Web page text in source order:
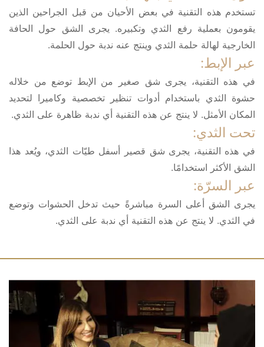
تستخدم هذه التقنية في بعض الأحيان من قبل الجراحين الذين
يقومون بعملية رفع الثدي وتكبيره. يجرى الشق حول الحافة
الخارجية لهالة حلمة الثدي وينتج عنه ندبة حول الحلمة.
عبر الإبط:
في هذه التقنية، يجرى شق صغير من الإبط توضع من خلاله
حشوة الثدي باستخدام أدوات تنظير تخصصية وكاميرا لتحديد
المكان الأمثل. لا ينتج عن هذه التقنية أي ندبة ظاهرة على الثدي.
تحت الثدي:
في هذه التقنية، يجرى شق قصير أسفل طيّات الثدي، ويُعد هذا
الشق الأكثر استخدامًا.
عبر السرّة:
يجرى الشق أعلى السرة مباشرةً حيث تدخل الحشوات وتوضع
في الثدي. لا ينتج عن هذه التقنية أي ندبة على الثدي.